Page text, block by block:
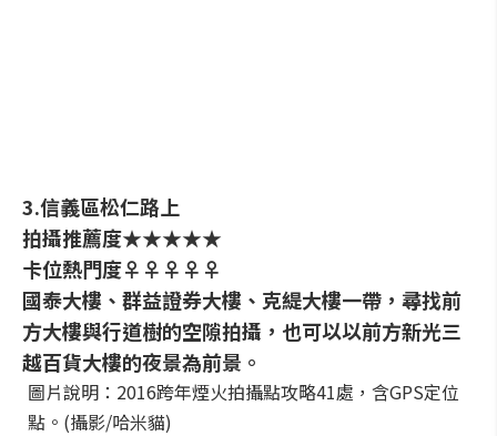
3.信義區松仁路上
拍攝推薦度★★★★★
卡位熱門度♀♀♀♀♀
國泰大樓、群益證券大樓、克緹大樓一帶，尋找前
方大樓與行道樹的空隙拍攝，也可以以前方新光三
越百貨大樓的夜景為前景。
圖片說明：2016跨年煙火拍攝點攻略41處，含GPS定位
點。(攝影/哈米貓)